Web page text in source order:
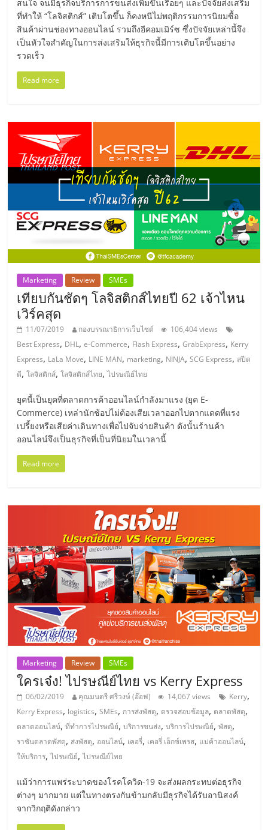
แฟ
รน
ไชส์
แฟ
รน
ไชส์
ขาย
หน้า
บ้าน
ลงทุน
น้อย
คืน
ทุน
ไว,
การ
ลงทุน
และ
ขยาย
สา
ขา
แฟ
รน
ไชส์,
สนใจ จนมีธุรกิจบริการการขนส่งเพิ่มขึ้นเรื่อยๆ และปัจจัยส่งเสริม
ที่ทำให้ “โลจิสติกส์” เติบโตขึ้น ก็คงหนีไม่พฤติกรรมการนิยมซื้อ
สินค้าผ่านช่องทางออนไลน์ รวมถึงอีคอมเมิร์ซ ซึ่งปัจจัยเหล่านี้จึง
เป็นหัวใจสำคัญในการส่งเสริมให้ธุรกิจนี้มีการเติบโตขึ้นอย่าง
รวดเร็ว
Read more
Marketing Review SMEs
เทียบกันชัดๆ โลจิสติกส์ไทยปี 62 เจ้าไหน
เวิร์คสุด
11/07/2019 กองบรรณาธิการเว็บไซต์
106,404 views
Best Express, DHL,e-Commerce, Flash Express,GrabExpress, Kerry
Express, LaLa Move, LINE MAN, marketing, NINJA,SCG Express, สปีด
ดี,โลจิสติกส์,โลจิสติกส์ไทย,ไปรษณีย์ไทย
ยุคนี้เป็นยุคที่ตลาดการค้าออนไลน์กำลังมาแรง (ยุค E-
Commerce) เหล่านักช้อปไม่ต้องเสียเวลาออกไปตากแดดที่แรง
เปรี้ยงหรือเสียค่าเดินทางเพื่อไปจับจ่ายสินค้า ดังนั้นร้านค้า
ออนไลน์จึงเป็นธุรกิจที่เป็นที่นิยมในเวลานี้
Read more
Marketing Review SMEs
ใครเจ๋ง! ไปรษณีย์ไทย vs Kerry Express
06/02/2019 คุณมนตรี ศรีวงษ์ (อ๊อฟ) 14,067 views Kerry,
Kerry Express, logistics,SMEs, การส่งพัสดุ, ตรวจสอบข้อมูล, ตลาดพัสดุ,
ตลาดออนไลน์,ที่ทำการไปรษณีย์,บริการขนส่ง,บริการไปรษณีย์,พัสดุ,
ราชันตลาดพัสดุ, ส่งพัสดุ, ออนไลน์, เคอรี่, เคอรี่ เอ็กซ์เพรส, แม่ค้าออนไลน์,
ให้บริการ,ไปรษณีย์,ไปรษณีย์ไทย
แม้ว่าการแพร่ระบาดของโรคโควิด-19 จะส่งผลกระทบต่อธุรกิจ
ต่างๆ มากมาย แต่ในทางตรงกันข้ามกลับมีธุรกิจได้รับอานิสงค์
จากวิกฤติดังกล่าว